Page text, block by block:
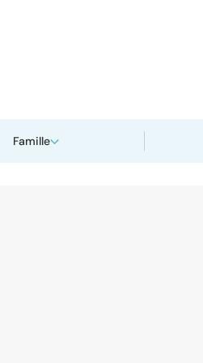
Famille